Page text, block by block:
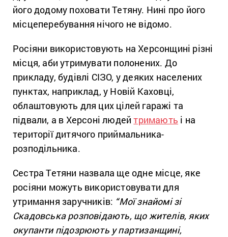
його додому поховати Тетяну. Нині про його
місцеперебування нічого не відомо.
Росіяни використовують на Херсонщині різні
місця, аби утримувати полонених. До
прикладу, будівлі СІЗО, у деяких населених
пунктах, наприклад, у Новій Каховці,
облаштовують для цих цілей гаражі та
підвали, а в Херсоні людейтримають і на
території дитячого приймальника-
розподільника.
Сестра Тетяни назвала ще одне місце, яке
росіяни можуть використовувати для
утримання заручників: “Мої знайомі зі
Скадовська розповідають, що жителів, яких
окупанти підозрюють у партизанщині,